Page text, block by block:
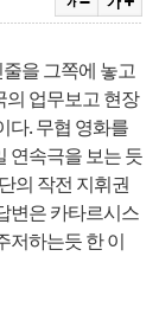
을 그쪽에 놓고
의 업무보고 현장
다. 무협 영화를
연속극을 보는 듯
의 작전 지휘권
변은 카타르시스
저하는듯 한 이